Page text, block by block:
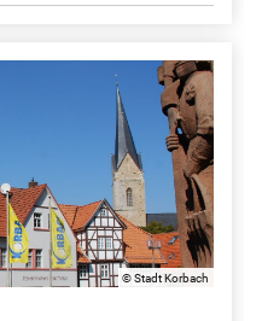
© Stadt Korbach